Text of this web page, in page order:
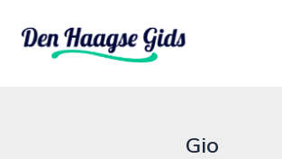
denhaagsegids.nl
Gio